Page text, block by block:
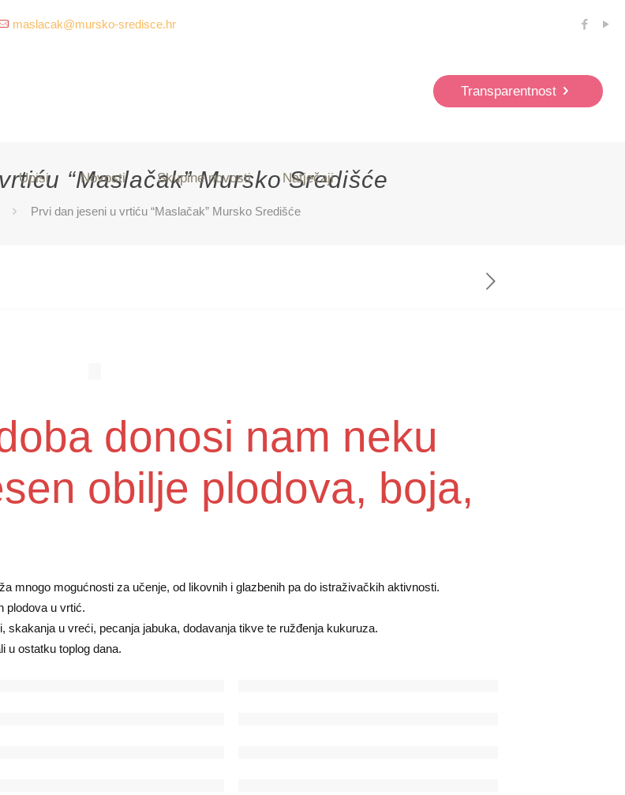
maslacak@mursko-sredisce.hr
Upisi Novosti Skupine novosti Natječaji
Transparentnost
“Maslačak” Mursko Središće
Prvi dan jeseni u vrtiću “Maslačak” Mursko Središće
donosi nam neku
obilje plodova, boja,
mnogo mogućnosti za učenje, od likovnih i glazbenih pa do istraživačkih aktivnosti.
plodova u vrtić.
u vreći, pecanja jabuka, dodavanja tikve te ružđenja kukuruza.
u ostatku toplog dana.